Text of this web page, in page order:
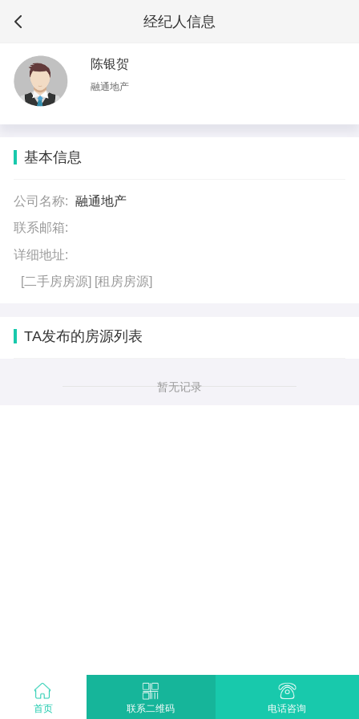
经纪人信息
首页 联系二维码 电话咨询
陈银贺
融通地产
基本信息
公司名称: 融通地产
联系邮箱:
详细地址:
[二手房房源] [租房房源]
TA发布的房源列表
暂无记录